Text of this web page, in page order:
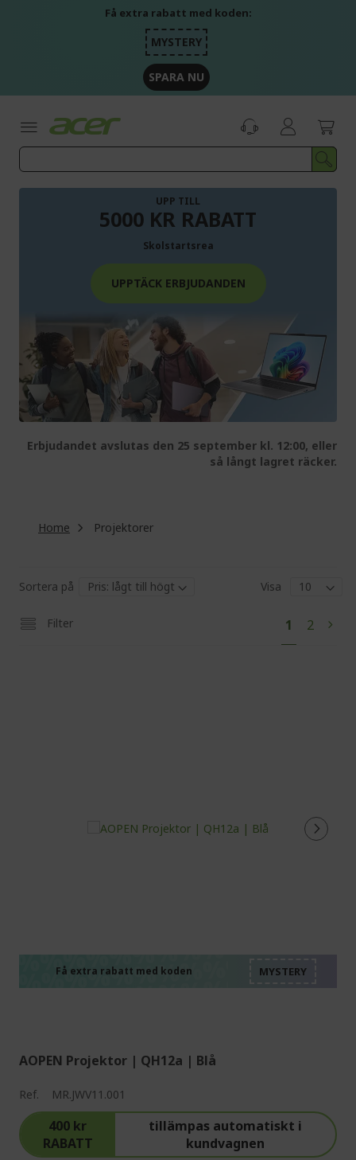
Få extra rabatt med koden:
MYSTERY
SPARA NU
UPP TILL
5000 KR RABATT
Skolstartsrea
UPPTÄCK ERBJUDANDEN
Erbjudandet avslutas den 25 september kl. 12:00, eller
så långt lagret räcker.
Home Projektorer
Sortera på Visa
Filter
You're
currently
1 Page
2 Page
Next
Få extra rabatt med koden
AOPEN Projektor | QH12a | Blå
Ref. MR.JWV11.001
400 kr
RABATT
tillämpas automatiskt i
kundvagnen